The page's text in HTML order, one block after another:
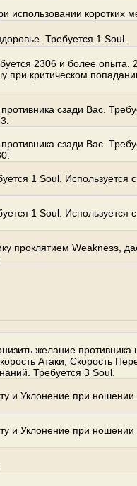
использовании коротких
Требуется 1 Soul.
2306 и более опыта.
при критическом
сзади Вас.
сзади Вас.
1 Soul. Используется
1 Soul. Используется
проклятием Weakness,
желание противника
Атаки, Скорость
Требуется 3 Soul.
и Уклонение при ношении
и Уклонение при ношении